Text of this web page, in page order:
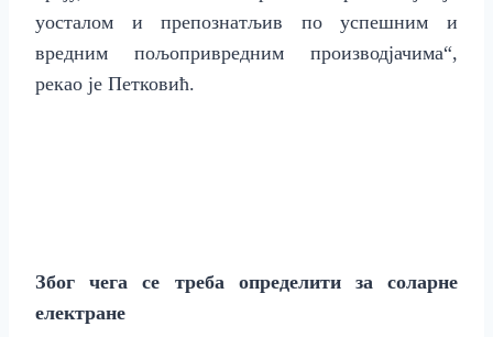
уосталом и препознатљив по успешним и
вредним пољопривредним производјачима“,
рекао је Петковић.
Због чега се треба определити за соларне
електране